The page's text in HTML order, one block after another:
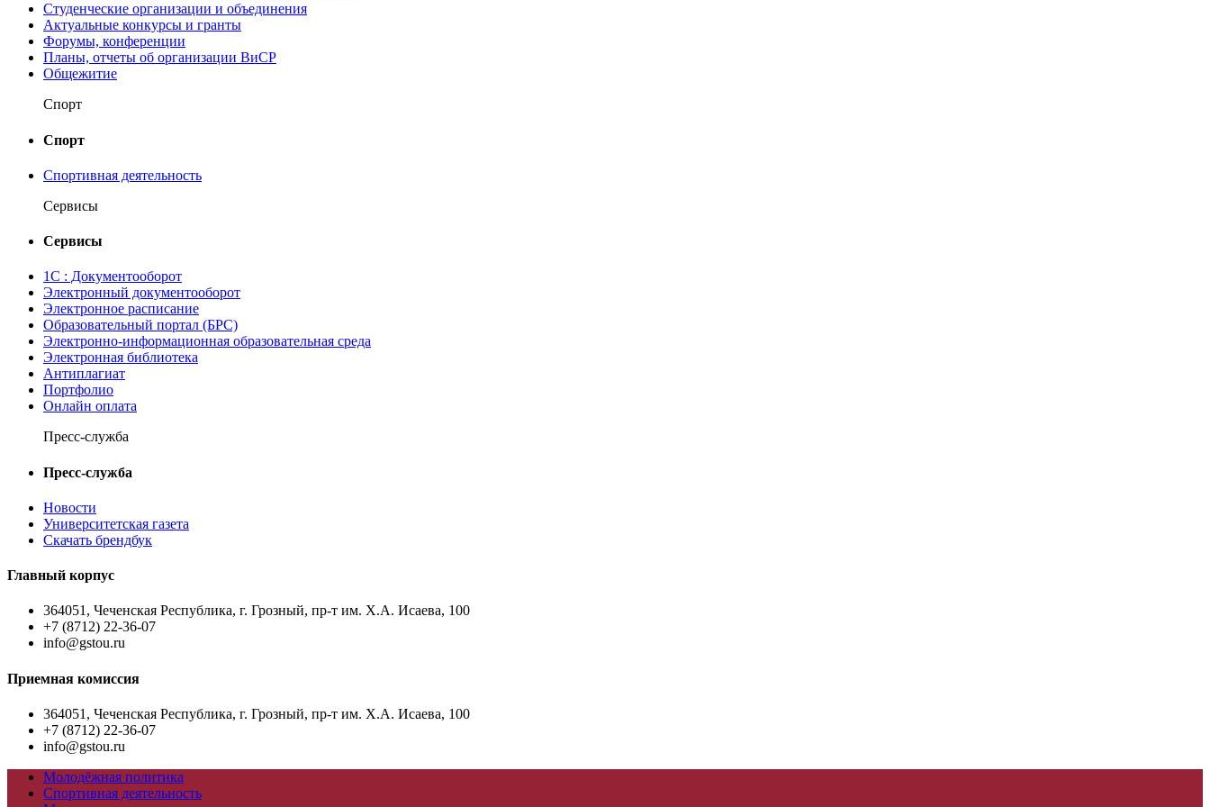
Студенческие организации и объединения
Актуальные конкурсы и гранты
Форумы, конференции
Планы, отчеты об организации ВиСР
Общежитие
Спорт
Спорт
Спортивная деятельность
Сервисы
Сервисы
1С : Документооборот
Электронный документооборот
Электронное расписание
Образовательный портал (БРС)
Электронно-информационная образовательная среда
Электронная библиотека
Антиплагиат
Портфолио
Онлайн оплата
Пресс-служба
Пресс-служба
Новости
Университетская газета
Скачать брендбук
Главный корпус
364051, Чеченская Республика, г. Грозный, пр-т им. Х.А. Исаева, 100
+7 (8712) 22-36-07
info@gstou.ru
Приемная комиссия
364051, Чеченская Республика, г. Грозный, пр-т им. Х.А. Исаева, 100
+7 (8712) 22-36-07
info@gstou.ru
Молодёжная политика
Спортивная деятельность